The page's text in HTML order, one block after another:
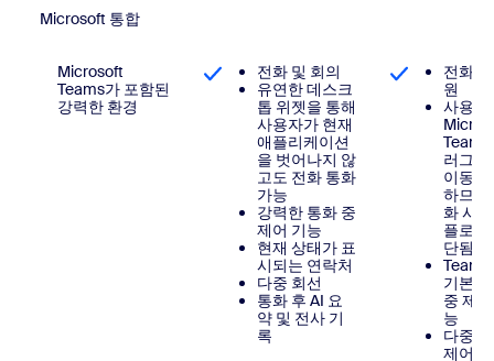
Microsoft 통합
Microsoft
Teams가 포함된
강력한 환경
전화 및 회의
유연한 데스크
톱 위젯을 통해
사용자가 현재
애플리케이션
을 벗어나지 않
고도 전화 통화
가능
강력한 통화 중
제어 기능
현재 상태가 표
시되는 연락처
다중 회선
통화 후 AI 요
약 및 전사 기
록
전화만
원
사용자
Teams
러그인
이동해
하므로
화 시
플로가
단됨
Teams
기본
중 제
능
다중
제어